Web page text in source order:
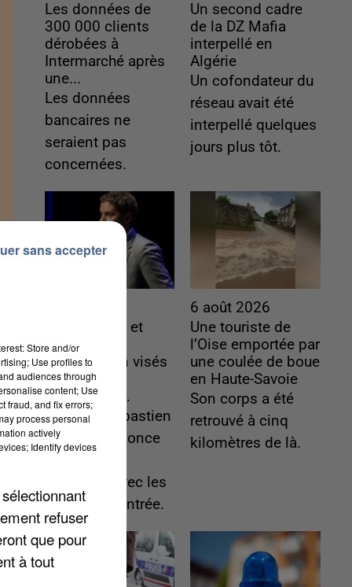
Les données de
300 000 clients
dérobées à
Intermarché après
une...
Les données
bancaires ne
seraient pas
concernées.
Un second cadre
de la DZ Mafia
interpellé en
Algérie
Un cofondateur du
réseau avait été
interpellé quelques
jours plus tôt.
Gabriel Attal et
Raphaël
Glucksmann visés
par des
ingérences...
Sollicité, Sébastien
Lecornu annonce
commun" avec les
partis à la rentrée.
6 août 2026
Une touriste de
l’Oise emportée par
une coulée de boue
en Haute-Savoie
Son corps a été
retrouvé à cinq
kilomètres de là.
Store and/or
Use profiles to
audiences through
content; Use
fraud, and fix errors;
process personal
actively
Identify devices
refuser
que pour
à tout
sans accepter